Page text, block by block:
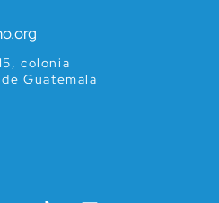
colonia
Guatemala